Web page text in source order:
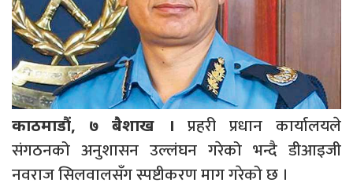
काठमाडौं, ७ बैशाख ।
प्रहरी प्रधान कार्यालयले
संगठनको अनुशासन उल्लंघन गरेको भन्दै डीआइजी
नवराज सिलवालसँग स्पष्टीकरण माग गरेको छ ।